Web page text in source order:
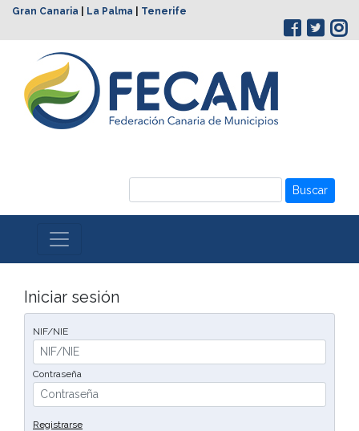
Gran Canaria La Palma Tenerife
Buscar
Iniciar sesión
NIF/NIE
Contraseña
Registrarse